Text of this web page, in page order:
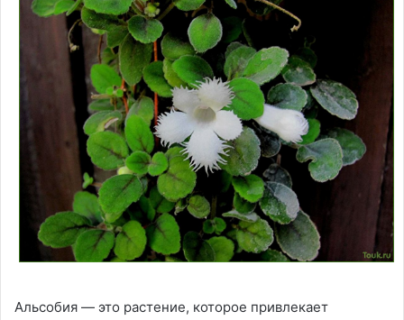
Альсобия — это растение, которое привлекает